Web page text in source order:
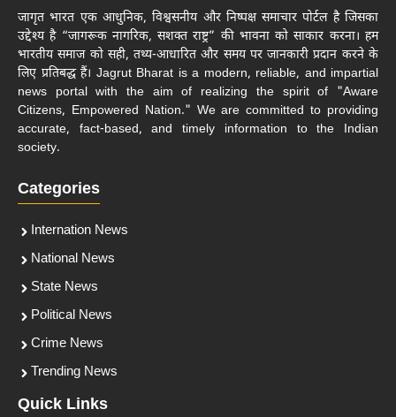
जागृत भारत एक आधुनिक, विश्वसनीय और निष्पक्ष समाचार पोर्टल है जिसका
उद्देश्य है “जागरूक नागरिक, सशक्त राष्ट्र” की भावना को साकार करना। हम
भारतीय समाज को सही, तथ्य-आधारित और समय पर जानकारी प्रदान करने के
लिए प्रतिबद्ध हैं। Jagrut Bharat is a modern, reliable, and impartial
news portal with the aim of realizing the spirit of "Aware
Citizens, Empowered Nation." We are committed to providing
accurate, fact-based, and timely information to the Indian
society.
Categories
Internation News
National News
State News
Political News
Crime News
Trending News
Quick Links